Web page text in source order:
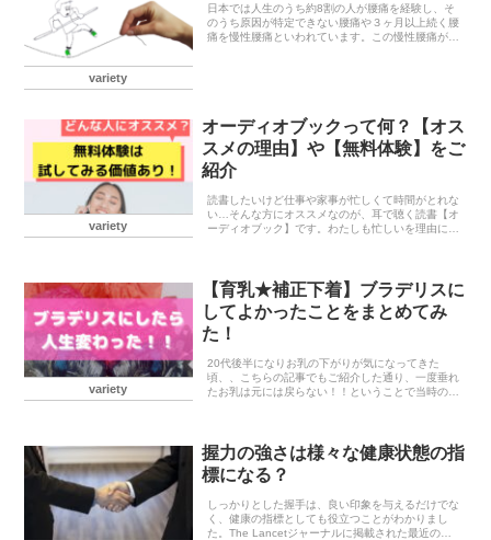
variety
日本では人生のうち約8割の人が腰痛を経験し、そ
のうち原因が特定できない腰痛や３ヶ月以上続く腰
痛を慢性腰痛といわれています。この慢性腰痛がカ
variety
オーディオブックって何？【オス
スメの理由】や【無料体験】をご
紹介
読書したいけど仕事や家事が忙しくて時間がとれな
い…そんな方にオススメなのが、耳で聴く読書【オ
ーディオブック】です。わたしも忙しいを理由に読
variety
【育乳★補正下着】ブラデリスに
してよかったことをまとめてみ
た！
20代後半になりお乳の下がりが気になってきた
頃、、こちらの記事でもご紹介した通り、一度垂れ
たお乳は元には戻らない！！ということで当時の私
握力の強さは様々な健康状態の指
標になる？
しっかりとした握手は、良い印象を与えるだけでな
く、健康の指標としても役立つことがわかりまし
た。The Lancetジャーナルに掲載された最近の研